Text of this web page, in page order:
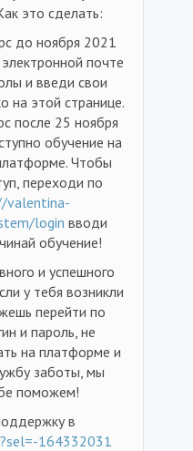
это сделать:
до ноября 2021
почте
и введи свои
на этой странице.
после 25 ноября
обучение на
Чтобы
переходи по
valentina-
login вводи
обучение!
и успешного
у тебя возникли
перейти по
и пароль, не
на платформе и
заботы, мы
поможем!
в
164332031